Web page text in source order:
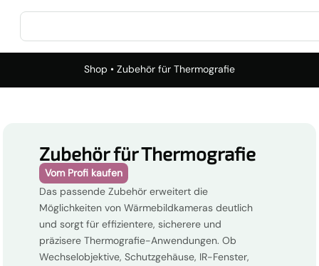
Shop • Zubehör für Thermografie
Zubehör für Thermografie
Vom Profi kaufen
Das passende Zubehör erweitert die
Möglichkeiten von Wärmebildkameras deutlich
und sorgt für effizientere, sicherere und
präzisere Thermografie-Anwendungen. Ob
Wechselobjektive, Schutzgehäuse, IR-Fenster,